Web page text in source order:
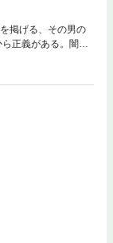
掲げる、その男の
正義がある。闇が
みの先には必ず希
ち砕く! スーパー